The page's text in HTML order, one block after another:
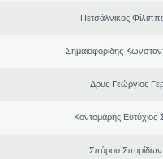
Πετσάλνικος
Σημαιοφορίδης
Δρυς Γεώργιος
Κοντομάρης Ευτύχιος
Σπύρου Σπυρίδων